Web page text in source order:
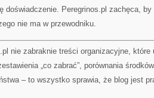
doświadczenie. Peregrinos.pl zachęca,
nie ma w przewodniku.
nie zabraknie treści organizacyjne, które
„co zabrać”, porównania
– to wszystko sprawia, że blog jest